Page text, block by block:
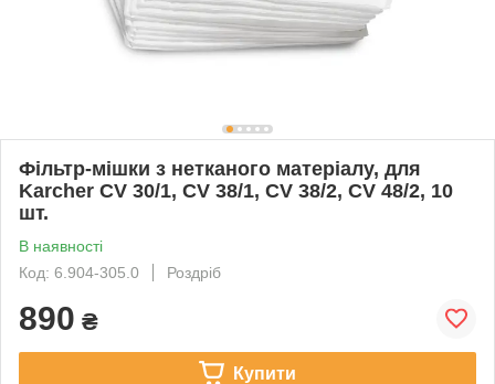
Фільтр-мішки з нетканого матеріалу, для
Karcher CV 30/1, CV 38/1, CV 38/2, CV 48/2, 10
шт.
В наявності
Код: 6.904-305.0
Роздріб
890 ₴
Купити